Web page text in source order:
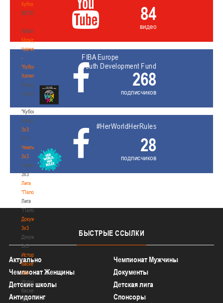
Кубок
BETERA
-
Кубок
Международный
турнир
-
"Кубок
Халипского"
Международный
турнир
-
"Кубок
Халипского"
3x3
3x3
Чемпионат
3х3
Чемпионат
3х3
Лига
"Палова"
Лига
"Палова"
Документы
3х3
Документы
3х3
История
баскетбола
3х3
История
баскетбола
3х3
84
видео
FIBA Europe
Youth Development Fund
268
подписчиков
#HerWorldHerRules
28
подписчиков
БЫСТРЫЕ ССЫЛКИ
Актуально
Чемпионат Мужчины
Чемпионат Женщины
Документы
Детские школы
Детская лига
Антидопинг
Спонсоры